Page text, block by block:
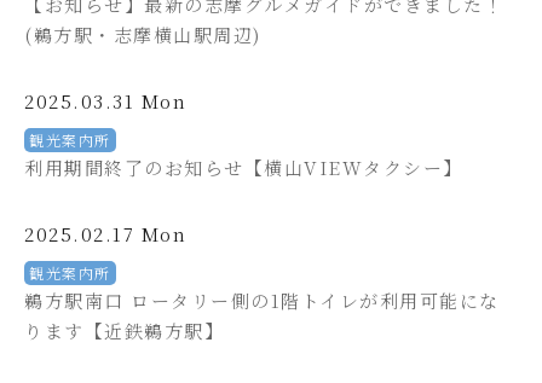
(鵜方駅・志摩横山駅周辺)
2025.03.31 Mon
観光案内所
利用期間終了のお知らせ【横山VIEWタクシー】
2025.02.17 Mon
観光案内所
鵜方駅南口 ロータリー側の1階トイレが利用可能にな
ります【近鉄鵜方駅】